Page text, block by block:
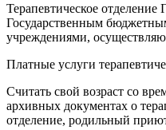
Терапевтическое
Государственным
учреждениями,
Платные услуги
Считать свой возраст со
архивных документах о
отделение, родильный